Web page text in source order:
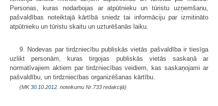
Personas, kuras nodarbojas ar atpūtnieku un tūristu uzņemšanu,
pašvaldības noteiktajā kārtībā sniedz tai informāciju par izmitināto
atpūtnieku un tūristu skaitu un uzturēšanās laiku.
9. Nodevas par tirdzniecību publiskās vietās pašvaldība ir tiesīga
uzlikt personām, kuras tirgojas publiskās vietās saskaņā ar
normatīvajiem aktiem par tirdzniecības veidiem, kas saskaņojami ar
pašvaldību, un tirdzniecības organizēšanas kārtību.
(MK30.10.2012. noteikumu Nr.733 redakcijā)